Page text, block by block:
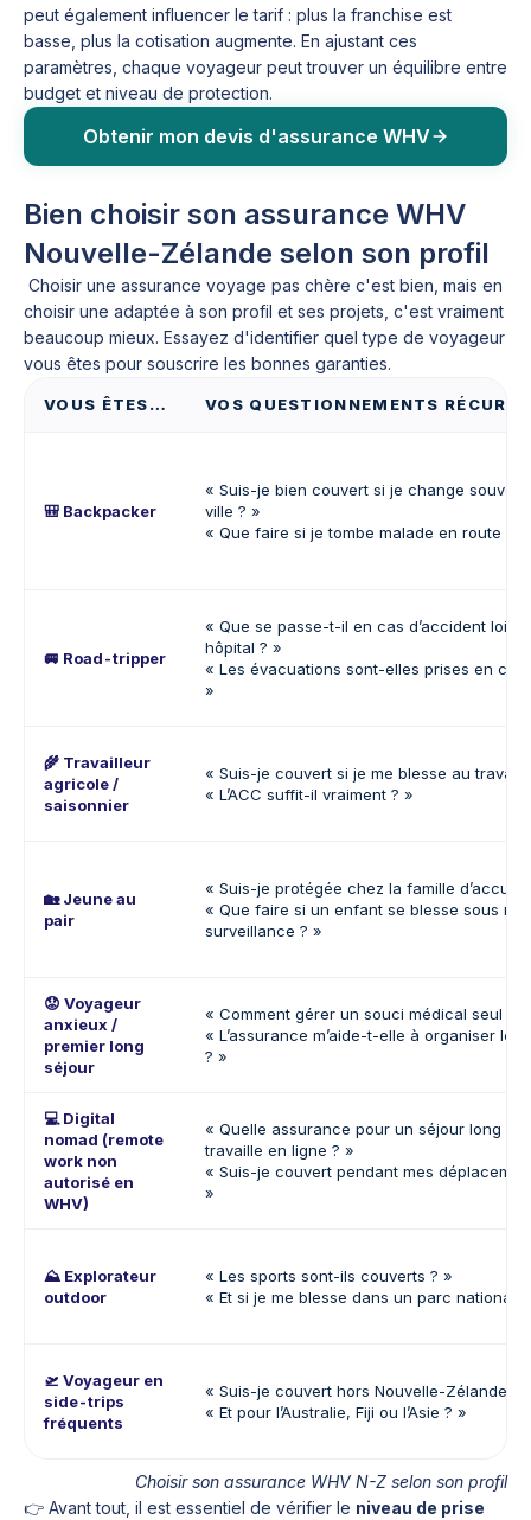
peut également influencer le tarif : plus la franchise est
basse, plus la cotisation augmente. En ajustant ces
paramètres, chaque voyageur peut trouver un équilibre entre
budget et niveau de protection.
Obtenir mon devis d'assurance WHV
Bien choisir son assurance WHV
Nouvelle-Zélande selon son profil
Choisir une assurance voyage pas chère c'est bien, mais en
choisir une adaptée à son profil et ses projets, c'est vraiment
beaucoup mieux. Essayez d'identifier quel type de voyageur
vous êtes pour souscrire les bonnes garanties.
VOUS ÊTES… VOS QUESTIONNEMENTS
🎒 Backpacker
« Suis-je bien couvert si je change
ville ? »
« Que faire si je tombe malade en route ? »
🚐 Road-tripper
« Que se passe-t-il en cas d’accident loin
hôpital ? »
« Les évacuations sont-elles prises en
»
🌾 Travailleur
agricole /
saisonnier
« Suis-je couvert si je me blesse au travail
« L’ACC suffit-il vraiment ? »
🏡Jeune au
pair
« Suis-je protégée chez la famille d’accueil
« Que faire si un enfant se blesse sous ma
surveillance ? »
😟 Voyageur
anxieux /
premier long
séjour
« Comment gérer un souci médical seul ? »
« L’assurance m’aide-t-elle à organiser les
? »
💻 Digital
nomad (remote
work non
autorisé en
WHV)
« Quelle assurance pour un séjour long si
travaille en ligne ? »
« Suis-je couvert pendant mes
»
⛰️ Explorateur
outdoor
« Les sports sont-ils couverts ? »
« Et si je me blesse dans un parc national
🛫 Voyageur en
side-trips
fréquents
« Suis-je couvert hors Nouvelle-Zélande ?
« Et pour l’Australie, Fiji ou l’Asie ? »
Choisir son assurance WHV N-Z selon son profil
👉 Avant tout, il est essentiel de vérifier le niveau de prise